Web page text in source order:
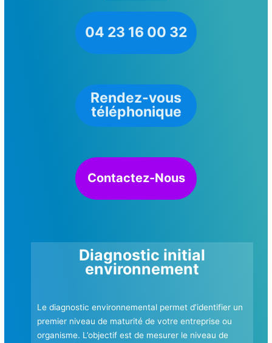
04 23 16 00 32
Rendez-vous
téléphonique
Contactez-Nous
Diagnostic initial
environnement
Le diagnostic environnemental permet d’identifier un
premier niveau de maturité de votre entreprise ou
organisme. L’objectif est de mesurer le niveau de